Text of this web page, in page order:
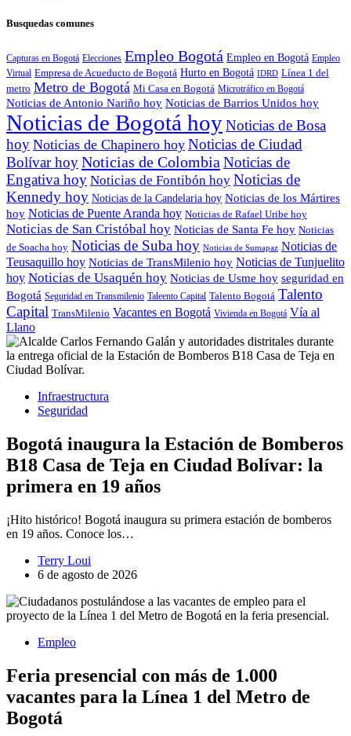
Busquedas comunes
Capturas en Bogotá Elecciones Empleo Bogotá Empleo en Bogotá Empleo
Virtual Empresa de Acueducto de Bogotá Hurto en Bogotá IDRD Línea 1 del
metro Metro de Bogotá Mi Casa en Bogotá Microtráfico en Bogotá
Noticias de Antonio Nariño hoy Noticias de Barrios Unidos hoy
Noticias de Bogotá hoyNoticias de Bosa
hoy Noticias de Chapinero hoy Noticias de Ciudad
Bolívar hoyNoticias de Colombia Noticias de
Engativa hoy Noticias de Fontibón hoy Noticias de
Kennedy hoy Noticias de la Candelaria hoy Noticias de los Mártires
hoy Noticias de Puente Aranda hoy Noticias de Rafael Uribe hoy
Noticias de San Cristóbal hoy Noticias de Santa Fe hoy Noticias
de Soacha hoy Noticias de Suba hoy Noticias de Sumapaz Noticias de
Teusaquillo hoy Noticias de TransMilenio hoy Noticias de Tunjuelito
hoy Noticias de Usaquén hoy Noticias de Usme hoy seguridad en
Bogotá Seguridad en Transmilenio Taleento Capital Talento Bogotá Talento
Capital TransMilenio Vacantes en Bogotá Vivienda en Bogotá Vía al
Llano
Infraestructura
Seguridad
Bogotá inaugura la Estación de Bomberos
B18 Casa de Teja en Ciudad Bolívar: la
primera en 19 años
¡Hito histórico! Bogotá inaugura su primera estación de bomberos
en 19 años. Conoce los…
Terry Loui
6 de agosto de 2026
Empleo
Feria presencial con más de 1.000
vacantes para la Línea 1 del Metro de
Bogotá